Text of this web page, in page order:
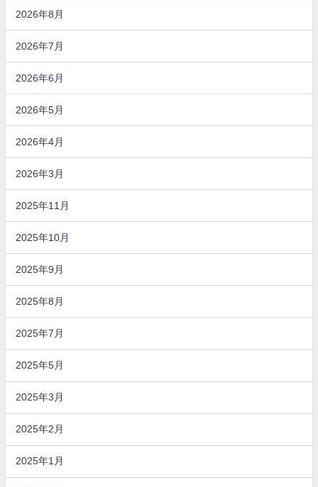
2026年8月
2026年7月
2026年6月
2026年5月
2026年4月
2026年3月
2025年11月
2025年10月
2025年9月
2025年8月
2025年7月
2025年5月
2025年3月
2025年2月
2025年1月